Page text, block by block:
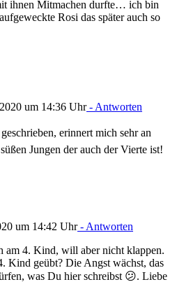
ihnen Mitmachen durfte… ich bin
Rosi das später auch so
um 14:36 Uhr- Antworten
erinnert mich sehr an
Jungen der auch der Vierte ist!
um 14:42 Uhr- Antworten
am 4. Kind, will aber nicht klappen.
Kind geübt? Die Angst wächst, das
was Du hier schreibst 😕. Liebe